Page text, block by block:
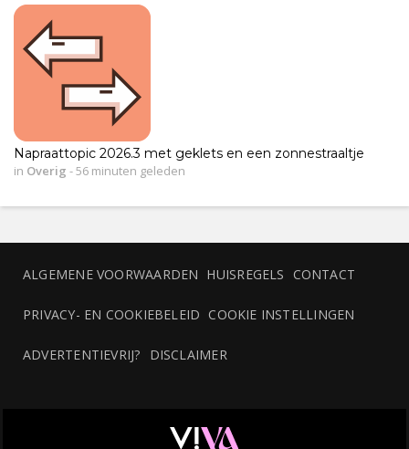
Napraattopic 2026.3 met geklets en een zonnestraaltje
in Overig -56 minuten geleden
ALGEMENE VOORWAARDEN HUISREGELS CONTACT
PRIVACY- EN COOKIEBELEID COOKIE INSTELLINGEN
ADVERTENTIEVRIJ? DISCLAIMER